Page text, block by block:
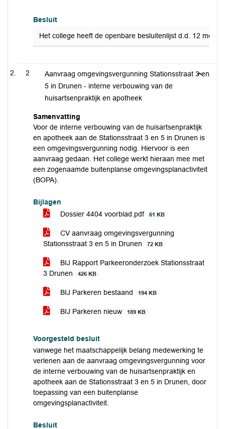
Besluit
Het college heeft de openbare besluitenlijst d.d. 12 mei
2
Aanvraag omgevingsvergunning Stationsstraat 3 en
5 in Drunen - interne verbouwing van de
huisartsenpraktijk en apotheek
Samenvatting
Voor de interne verbouwing van de huisartsenpraktijk
en apotheek aan de Stationsstraat 3 en 5 in Drunen is
een omgevingsvergunning nodig. Hiervoor is een
aanvraag gedaan. Het college werkt hieraan mee met
een zogenaamde buitenplanse omgevingsplanactiviteit
(BOPA).
Bijlagen
Dossier 4404 voorblad.pdf
61 KB
CV aanvraag omgevingsvergunning
Stationsstraat 3 en 5 in Drunen
72 KB
BIJ Rapport Parkeeronderzoek Stationsstraat
3 Drunen
426 KB
BIJ Parkeren bestaand 194 KB
BIJ Parkeren nieuw 189 KB
Voorgesteld besluit
vanwege het maatschappelijk belang medewerking te
verlenen aan de aanvraag omgevingsvergunning voor
de interne verbouwing van de huisartsenpraktijk en
apotheek aan de Stationsstraat 3 en 5 in Drunen, door
toepassing van een buitenplanse
omgevingsplanactiviteit.
Besluit